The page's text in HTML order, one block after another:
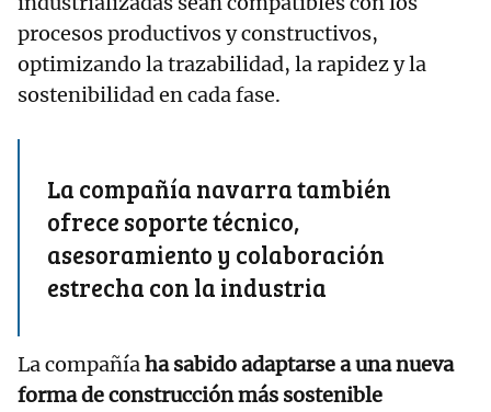
procesos productivos y constructivos,
optimizando la trazabilidad, la rapidez y la
sostenibilidad en cada fase.
La compañía navarra también
ofrece soporte técnico,
asesoramiento y colaboración
estrecha con la industria
La compañíaha sabido adaptarse a una nueva
forma de construcción más sostenible